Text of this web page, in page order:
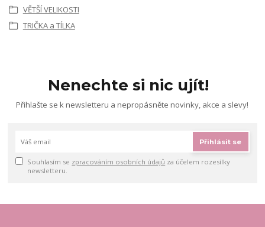
VĚTŠÍ VELIKOSTI
TRIČKA a TÍLKA
Nenechte si nic ujít!
Přihlašte se k newsletteru a nepropásněte novinky, akce a slevy!
Přihlásit se
Souhlasím se zpracováním osobních údajů za účelem rozesílky
newsletteru.